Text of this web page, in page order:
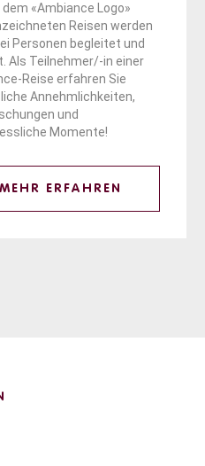
dem «Ambiance Logo»
Reisen werden
Personen begleitet und
Als Teilnehmer/-in einer
Reise erfahren Sie
Annehmlichkeiten,
und
Momente!
MEHR ERFAHREN